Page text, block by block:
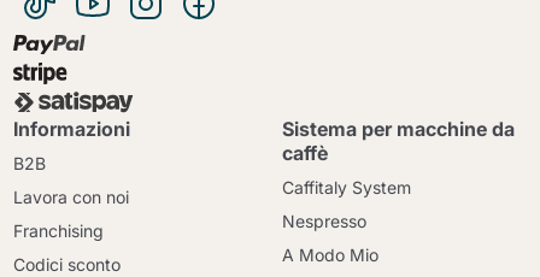
Informazioni
B2B
Lavora con noi
Franchising
Codici sconto
Sistema per macchine da
caffè
Caffitaly System
Nespresso
A Modo Mio